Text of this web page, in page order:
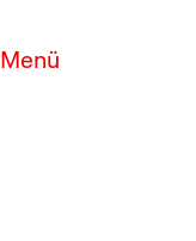
Menü